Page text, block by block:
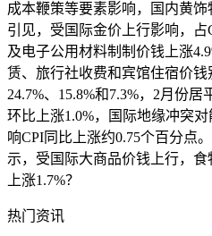
成本鞭策等要素影响，国内黄
引见，受国际金价上行影响，
及电子公用材料制制价钱上涨
赁、旅行社收费和宾馆住宿价钱
24.7%、15.8%和7.3%，2月份居
环比上涨1.0%，国际地缘冲突
响CPI同比上涨约0.75个百分点
示，受国际大商品价钱上行，
上涨1.7%？
热门资讯